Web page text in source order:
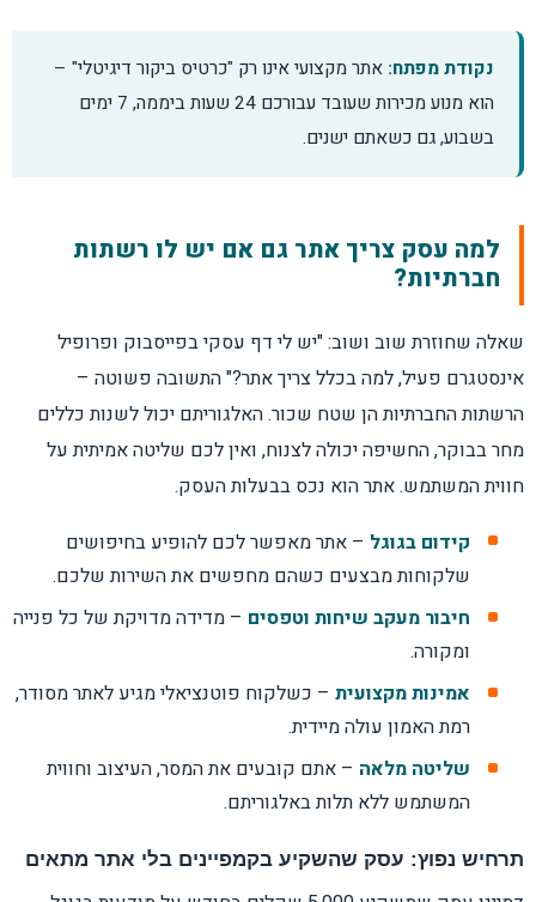
צ'קליסט: מה להכין לפני שמתחילים
נקודת מפתח: אתר מקצועי אינו רק "כרטיס ביקור דיגיטלי" –
הוא מנוע מכירות שעובד עבורכם 24 שעות ביממה, 7 ימים
בשבוע, גם כשאתם ישנים.
למה עסק צריך אתר גם אם יש לו רשתות
חברתיות?
שאלה שחוזרת שוב ושוב: "יש לי דף עסקי בפייסבוק ופרופיל
אינסטגרם פעיל, למה בכלל צריך אתר?" התשובה פשוטה –
הרשתות החברתיות הן שטח שכור. האלגוריתם יכול לשנות כללים
מחר בבוקר, החשיפה יכולה לצנוח, ואין לכם שליטה אמיתית על
חווית המשתמש. אתר הוא נכס בבעלות העסק.
קידום בגוגל – אתר מאפשר לכם להופיע בחיפושים
שלקוחות מבצעים כשהם מחפשים את השירות שלכם.
חיבור מעקב שיחות וטפסים – מדידה מדויקת של כל פנייה
ומקורה.
אמינות מקצועית– כשלקוח פוטנציאלי מגיע לאתר מסודר,
רמת האמון עולה מיידית.
שליטה מלאה – אתם קובעים את המסר, העיצוב וחווית
המשתמש ללא תלות באלגוריתם.
תרחיש נפוץ: עסק שהשקיע בקמפיינים בלי אתר מתאים